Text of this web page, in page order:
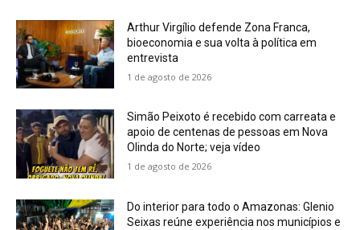
Arthur Virgílio defende Zona Franca,
bioeconomia e sua volta à política em
entrevista
1 de agosto de 2026
Simão Peixoto é recebido com carreata e
apoio de centenas de pessoas em Nova
Olinda do Norte; veja vídeo
1 de agosto de 2026
Do interior para todo o Amazonas: Glenio
Seixas reúne experiência nos municípios e